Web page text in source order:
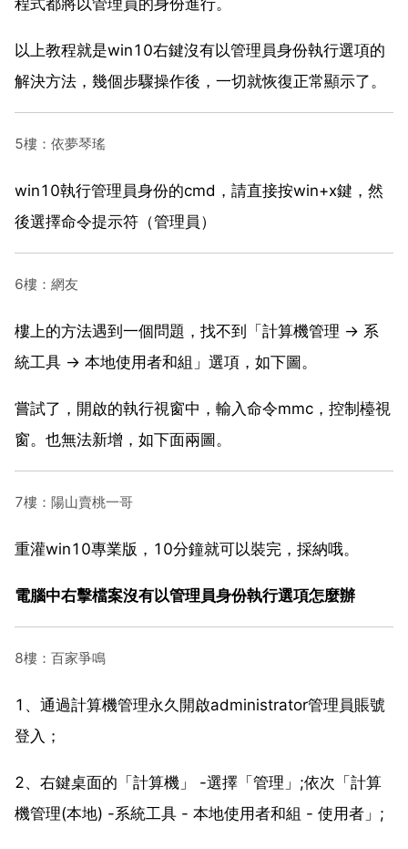
以上教程就是win10右鍵沒有以管理員身份執行選項的
解決方法，幾個步驟操作後，一切就恢復正常顯示了。
5樓：依夢琴瑤
win10執行管理員身份的cmd，請直接按win+x鍵，然
後選擇命令提示符（管理員）
6樓：網友
樓上的方法遇到一個問題，找不到「計算機管理 → 系
統工具 → 本地使用者和組」選項，如下圖。
嘗試了，開啟的執行視窗中，輸入命令mmc，控制檯視
窗。也無法新增，如下面兩圖。
7樓：陽山賣桃一哥
重灌win10專業版，10分鐘就可以裝完，採納哦。
電腦中右擊檔案沒有以管理員身份執行選項怎麼辦
8樓：百家爭鳴
1、通過計算機管理永久開啟administrator管理員賬號
登入；
2、右鍵桌面的「計算機」 -選擇「管理」;依次「計算
機管理(本地) -系統工具 - 本地使用者和組 - 使用者」;